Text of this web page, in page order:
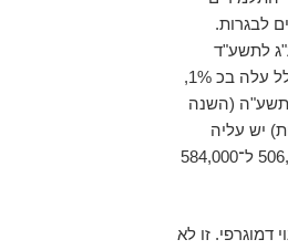
לבגרות.
לתשע"ד
במספר התלמידים הכולל עלה בכ 1%,
(השנה
יש עליה
ביותר מ 15% ! מכ־506,000 ל־584,000
דמוגרפי. זו לא